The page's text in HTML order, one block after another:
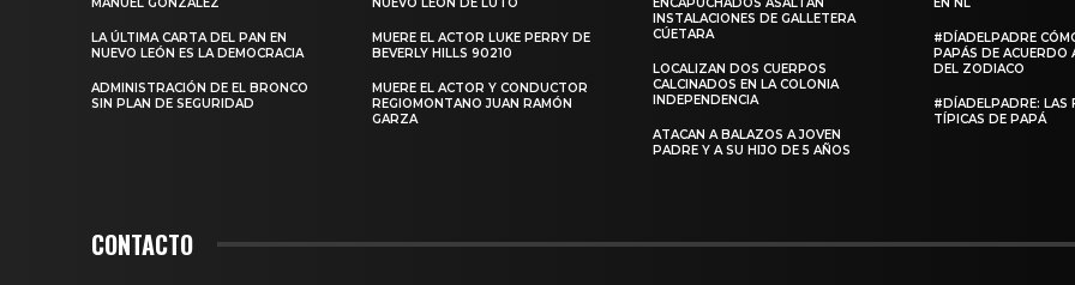
LA ÚLTIMA CARTA DEL PAN EN
NUEVO LEÓN ES LA DEMOCRACIA
ADMINISTRACIÓN DE EL BRONCO
SIN PLAN DE SEGURIDAD
MUERE EL ACTOR LUKE PERRY DE
BEVERLY HILLS 90210
MUERE EL ACTOR Y CONDUCTOR
REGIOMONTANO JUAN RAMÓN
GARZA
INSTALACIONES DE GALLETERA
CÚETARA
LOCALIZAN DOS CUERPOS
CALCINADOS EN LA COLONIA
INDEPENDENCIA
ATACAN A BALAZOS A JOVEN
PADRE Y A SU HIJO DE 5 AÑOS
#DÍADELPADRE
PAPÁS DE ACUERDO
DEL ZODIACO
#DÍADELPADRE: LAS
TÍPICAS DE PAPÁ
CONTACTO